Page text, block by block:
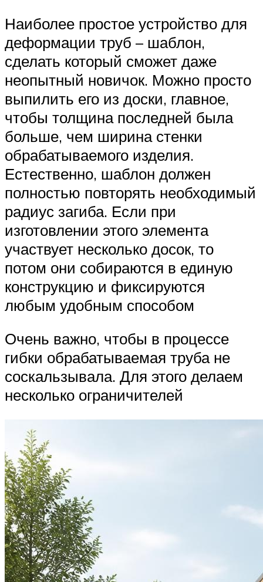
Наиболее простое устройство для
деформации труб – шаблон,
сделать который сможет даже
неопытный новичок. Можно просто
выпилить его из доски, главное,
чтобы толщина последней была
больше, чем ширина стенки
обрабатываемого изделия.
Естественно, шаблон должен
полностью повторять необходимый
радиус загиба. Если при
изготовлении этого элемента
участвует несколько досок, то
потом они собираются в единую
конструкцию и фиксируются
любым удобным способом
Очень важно, чтобы в процессе
гибки обрабатываемая труба не
соскальзывала. Для этого делаем
несколько ограничителей